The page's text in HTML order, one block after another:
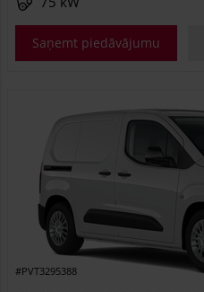
Saņemt piedāvājumu
#PVT3295388